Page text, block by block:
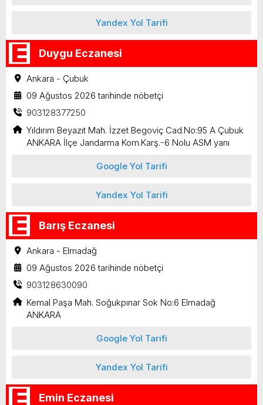
Yandex Yol Tarifi
Duygu Eczanesi
Ankara - Çubuk
09 Ağustos 2026 tarihinde nöbetçi
903128377250
Yıldırım Beyazıt Mah. İzzet Begoviç Cad.No:95 A Çubuk
ANKARA İlçe Jandarma Kom.Karş.-6 Nolu ASM yanı
Google Yol Tarifi
Yandex Yol Tarifi
Barış Eczanesi
Ankara - Elmadağ
09 Ağustos 2026 tarihinde nöbetçi
903128630090
Kemal Paşa Mah. Soğukpınar Sok No:6 Elmadağ
ANKARA
Google Yol Tarifi
Yandex Yol Tarifi
Emin Eczanesi